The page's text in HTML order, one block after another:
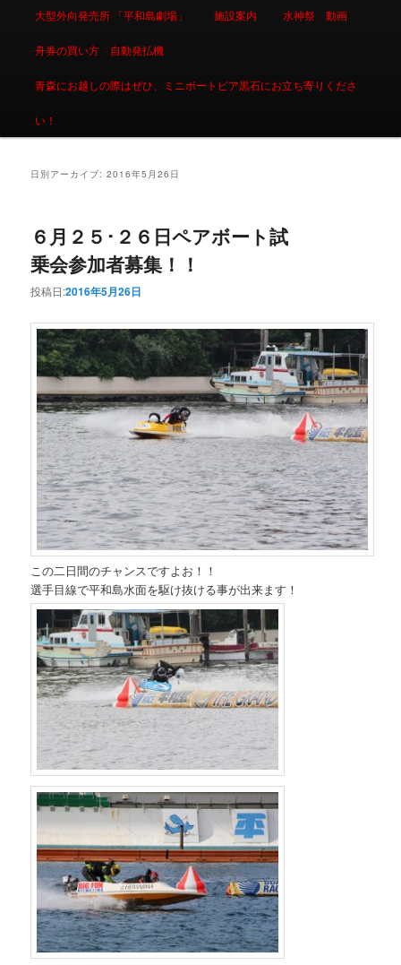
大型外向発売所 「平和島劇場」 施設案内 水神祭 動画
舟券の買い方 自動発払機
青森にお越しの際はぜひ、ミニボートピア黒石にお立ち寄りくださ
い！
日別アーカイブ:2016年5月26日
６月２５･２６日ペアボート試
乗会参加者募集！！
投稿日:2016年5月26日
この二日間のチャンスですよお！！
選手目線で平和島水面を駆け抜ける事が出来ます！